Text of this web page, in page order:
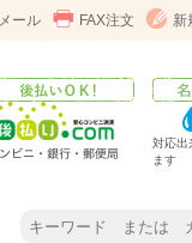
メール FAX注文 新
対応出
ます